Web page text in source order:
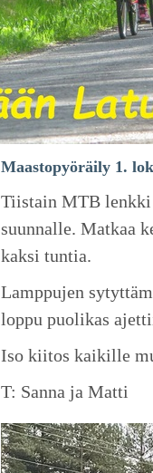
Maastopyöräily 1.
Tiistain MTB
suunnalle. Matkaa
kaksi tuntia.
Lamppujen
loppu puolikas
Iso kiitos kaikille
T: Sanna ja Matti